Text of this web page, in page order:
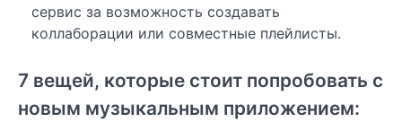
сервис за возможность создавать
коллаборации или совместные плейлисты.
7 вещей, которые стоит попробовать с
новым музыкальным приложением: